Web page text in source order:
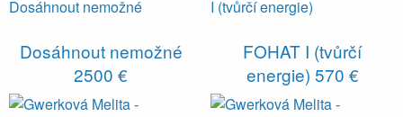
Dosáhnout nemožné
2500 €
FOHAT I (tvůrčí
energie) 570 €